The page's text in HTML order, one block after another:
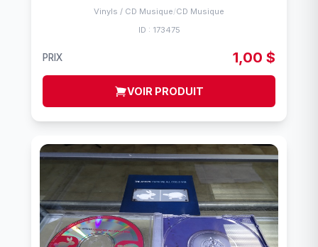
Vinyls / CD Musique/CD Musique
ID : 173475
PRIX 1,00 $
VOIR PRODUIT